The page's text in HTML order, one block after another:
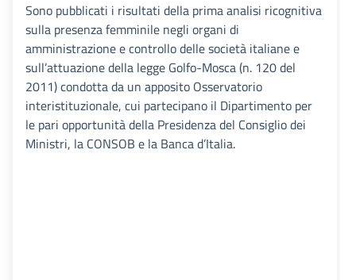
Sono pubblicati i risultati della prima analisi ricognitiva
sulla presenza femminile negli organi di
amministrazione e controllo delle società italiane e
sull’attuazione della legge Golfo-Mosca (n. 120 del
2011) condotta da un apposito Osservatorio
interistituzionale, cui partecipano il Dipartimento per
le pari opportunità della Presidenza del Consiglio dei
Ministri, la CONSOB e la Banca d’Italia.